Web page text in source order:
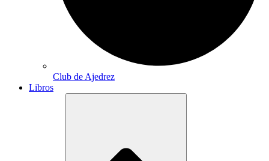
Club de Ajedrez
Libros